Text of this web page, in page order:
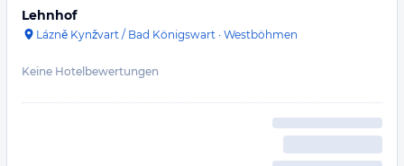
Lehnhof
Lázně Kynžvart / Bad Königswart · Westböhmen
Keine Hotelbewertungen